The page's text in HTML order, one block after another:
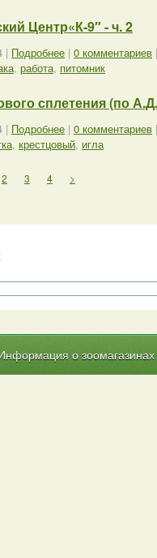
Центр«К-9″ - ч. 2
| Подробнее | 0 комментариев
, работа, питомник
сплетения (по
| Подробнее | 0 комментариев
, крестцовый, игла
2 3 4 >
о